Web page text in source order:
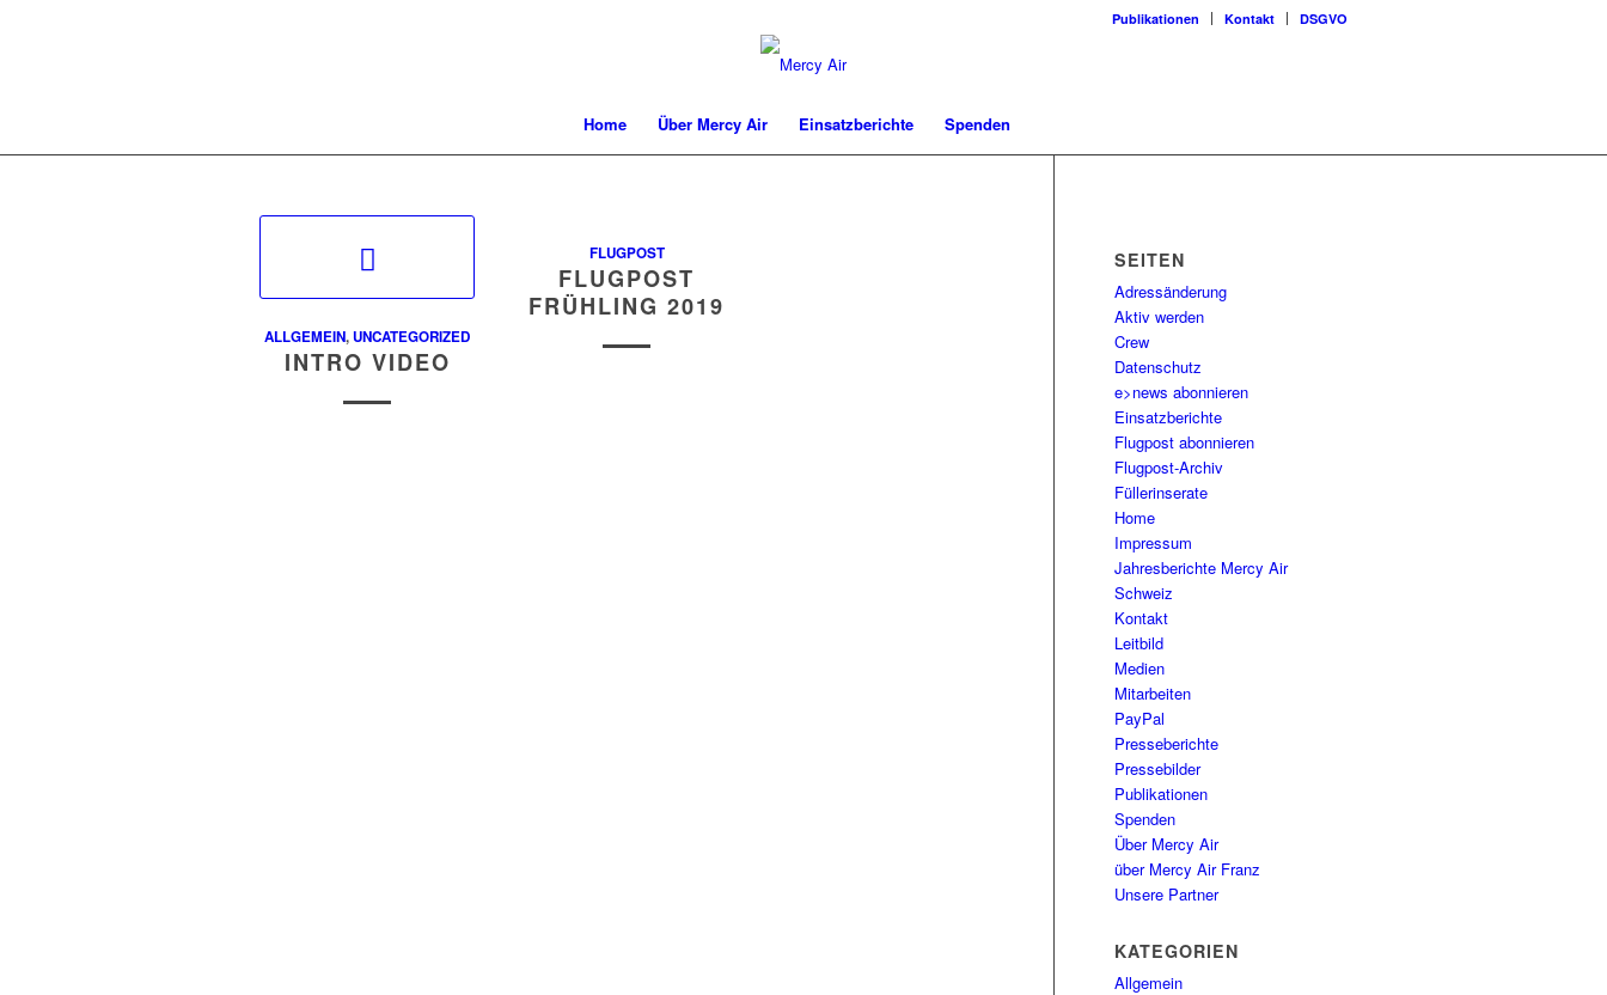
Publikationen Kontakt DSGVO
Home Über Mercy Air Einsatzberichte Spenden
ALLGEMEIN,UNCATEGORIZED
INTRO VIDEO
FLUGPOST
FLUGPOST
FRÜHLING 2019
SEITEN
Adressänderung
Aktiv werden
Crew
Datenschutz
e>news abonnieren
Einsatzberichte
Flugpost abonnieren
Flugpost-Archiv
Füllerinserate
Home
Impressum
Jahresberichte Mercy Air
Schweiz
Kontakt
Leitbild
Medien
Mitarbeiten
PayPal
Presseberichte
Pressebilder
Publikationen
Spenden
Über Mercy Air
über Mercy Air Franz
Unsere Partner
KATEGORIEN
Allgemein